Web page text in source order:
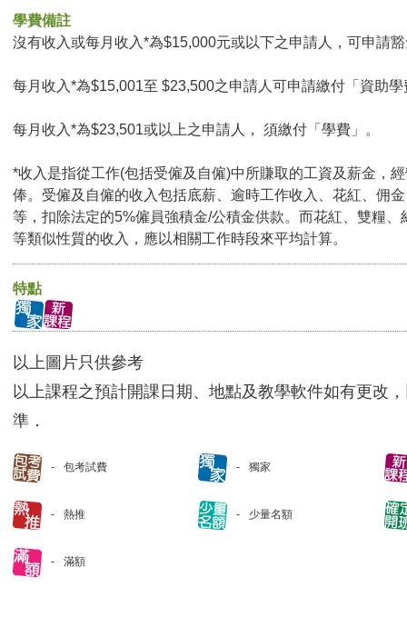
學費備註
沒有收入或每月收入*為$15,000元或以下之申請人，可申請
每月收入*為$15,001至 $23,500之申請人可申請繳付「資助學
每月收入*為$23,501或以上之申請人， 須繳付「學費」。
*收入是指從工作(包括受僱及自僱)中所賺取的工資及薪金，
俸。受僱及自僱的收入包括底薪、逾時工作收入、花紅、佣
等，扣除法定的5%僱員強積金/公積金供款。而花紅、雙糧、
等類似性質的收入，應以相關工作時段來平均計算。
特點
以上圖片只供參考
以上課程之預計開課日期、地點及教學軟件如有更改
準．
包考試費 獨家
熱推 少量名額
滿額